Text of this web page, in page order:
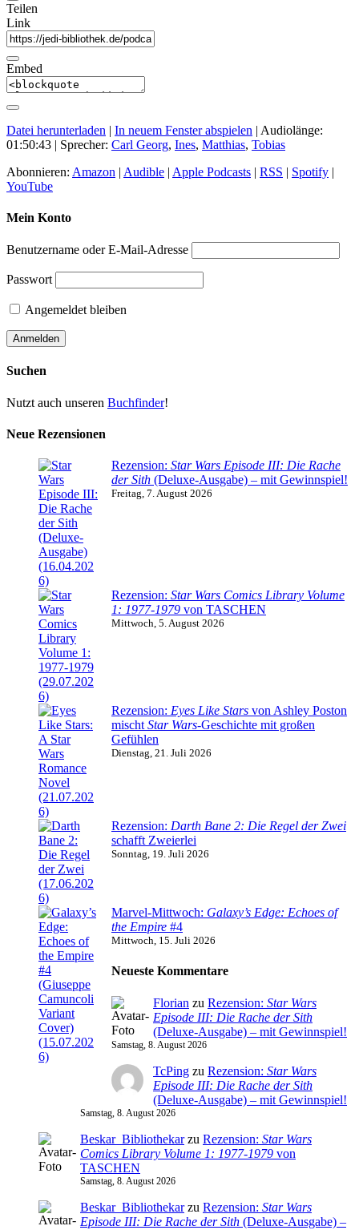
Teilen
Link
Embed
Datei herunterladen | In neuem Fenster abspielen | Audiolänge:
01:50:43 | Sprecher: Carl Georg, Ines, Matthias, Tobias
Abonnieren: Amazon | Audible | Apple Podcasts | RSS | Spotify |
YouTube
Mein Konto
Benutzername oder E-Mail-Adresse
Passwort
Angemeldet bleiben
Suchen
Nutzt auch unseren Buchfinder!
Neue Rezensionen
Rezension: Star Wars Episode III: Die Rache
der Sith (Deluxe-Ausgabe) – mit Gewinnspiel!
Freitag, 7. August 2026
Rezension: Star Wars Comics Library Volume
1: 1977-1979 von TASCHEN
Mittwoch, 5. August 2026
Rezension: Eyes Like Stars von Ashley Poston
mischt Star Wars-Geschichte mit großen
Gefühlen
Dienstag, 21. Juli 2026
Rezension: Darth Bane 2: Die Regel der Zwei
schafft Zweierlei
Sonntag, 19. Juli 2026
Marvel-Mittwoch: Galaxy’s Edge: Echoes of
the Empire #4
Mittwoch, 15. Juli 2026
Neueste Kommentare
Florian zu Rezension: Star Wars
Episode III: Die Rache der Sith
(Deluxe-Ausgabe) – mit Gewinnspiel!
Samstag, 8. August 2026
TcPing zu Rezension: Star Wars
Episode III: Die Rache der Sith
(Deluxe-Ausgabe) – mit Gewinnspiel!
Samstag, 8. August 2026
Beskar_Bibliothekarzu Rezension: Star Wars
Comics Library Volume 1: 1977-1979 von
TASCHEN
Samstag, 8. August 2026
Beskar_Bibliothekarzu Rezension: Star Wars
Episode III: Die Rache der Sith (Deluxe-Ausgabe) –